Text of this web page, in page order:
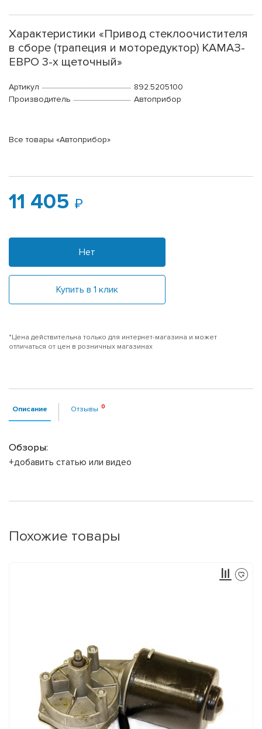
Характеристики «Привод стеклоочистителя
в сборе (трапеция и моторедуктор) КАМАЗ-
ЕВРО 3-х щеточный»
Артикул
892.5205100
Производитель
Автоприбор
Все товары «Автоприбор»
11 405
Нет
Купить в 1 клик
*Цена действительна только для интернет-магазина и может
отличаться от цен в розничных магазинах
Описание Отзывы
Обзоры:
+добавить статью или видео
Похожие товары